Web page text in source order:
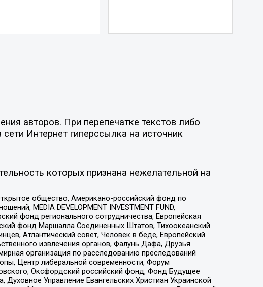
авторов. При перепечатке текстов либо
Интернет гиперссылка на источник
которых признана нежелательной на
общество, Американо-российский фонд по
MEDIA DEVELOPMENT INVESTMENT FUND,
фонд регионального сотрудничества, Европейская
фонд Маршалла Соединенных Штатов, Тихоокеанский
Атлантический совет, Человек в беде, Европейский
извлечения органов, Фалунь Дафа, Друзья
организация по расследованию преследований
Центр либеральной современности, Форум
Оксфордский российский фонд, Фонд Будущее
Управление Евангельских Христиан Украинской